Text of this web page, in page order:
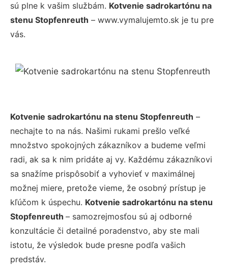
sú plne k vašim službám. Kotvenie sadrokartónu na
stenu Stopfenreuth – www.vymalujemto.sk je tu pre
vás.
Kotvenie sadrokartónu na stenu Stopfenreuth –
nechajte to na nás. Našimi rukami prešlo veľké
množstvo spokojných zákazníkov a budeme veľmi
radi, ak sa k nim pridáte aj vy. Každému zákazníkovi
sa snažíme prispôsobiť a vyhovieť v maximálnej
možnej miere, pretože vieme, že osobný prístup je
kľúčom k úspechu. Kotvenie sadrokartónu na stenu
Stopfenreuth – samozrejmosťou sú aj odborné
konzultácie či detailné poradenstvo, aby ste mali
istotu, že výsledok bude presne podľa vašich
predstáv.